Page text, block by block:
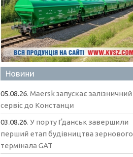
Новини
05.08.26.Maersk запускає залізничний
сервіс до Констанци
03.08.26.У порту Ґданськ завершили
перший етап будівництва зернового
термінала GAT